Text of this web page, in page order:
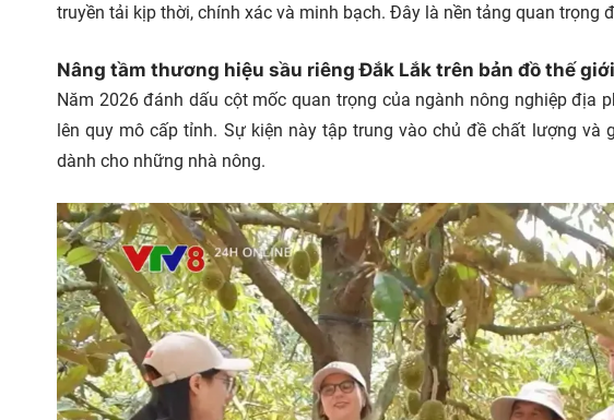
truyền tải kịp thời, chính xác và minh bạch. Đây là nền tảng quan trọng
Nâng tầm thương hiệu sầu riêng Đắk Lắk trên bản đồ thế giới
Năm 2026 đánh dấu cột mốc quan trọng của ngành nông nghiệp địa
lên quy mô cấp tỉnh. Sự kiện này tập trung vào chủ đề chất lượng
dành cho những nhà nông.